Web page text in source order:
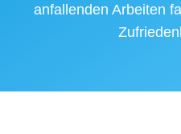
anfallenden Arbeiten